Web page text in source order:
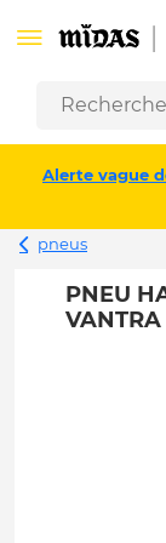
Alerte vague
pneus
PNEU